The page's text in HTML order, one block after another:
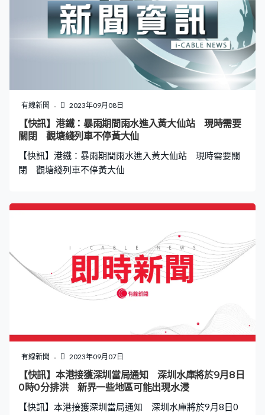
有線新聞 2023年09月08日
【快訊】港鐵：暴雨期間雨水進入黃大仙站 現時需要
關閉 觀塘綫列車不停黃大仙
【快訊】港鐵：暴雨期間雨水進入黃大仙站 現時需要關
閉 觀塘綫列車不停黃大仙
有線新聞 2023年09月07日
【快訊】本港接獲深圳當局通知 深圳水庫將於9月8日
0時0分排洪 新界一些地區可能出現水浸
【快訊】本港接獲深圳當局通知 深圳水庫將於9月8日0